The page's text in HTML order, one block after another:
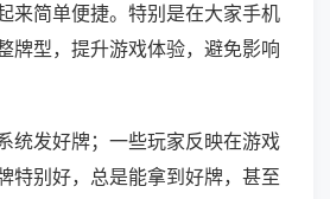
来简单便捷。特别是在大家手机
牌型，提升游戏体验，避免影响
统发好牌；一些玩家反映在游戏
特别好，总是能拿到好牌，甚至